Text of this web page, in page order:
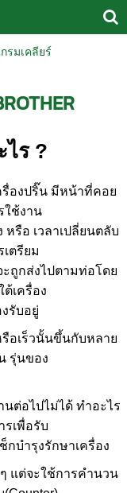
รมเคลียร์
ร ?
องปริ๊น มีหน้าที่คอย
ใช้งาน
หรือ เวลาเปลี่ยนตลับ
ตรียม
ถูกส่งไปตามท่อโดย
เครื่อง
รับอยู่
รือเร็วนั้นขึ้นกับหลาย
รุ่นของ
นต่อไปไม่ได้ ทำอะไร
รเพื่อรับ
กบำรุงรักษาเครื่อง
แต่จะใช้การคำนวน